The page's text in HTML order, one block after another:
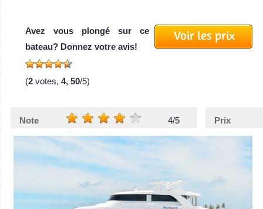
Voir les prix
Avez vous plongé sur ce
bateau? Donnez votre avis!
(2 votes, 4, 50/5)
Note 4/5 Prix